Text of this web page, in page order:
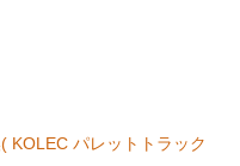
KOLEC パレットトラック